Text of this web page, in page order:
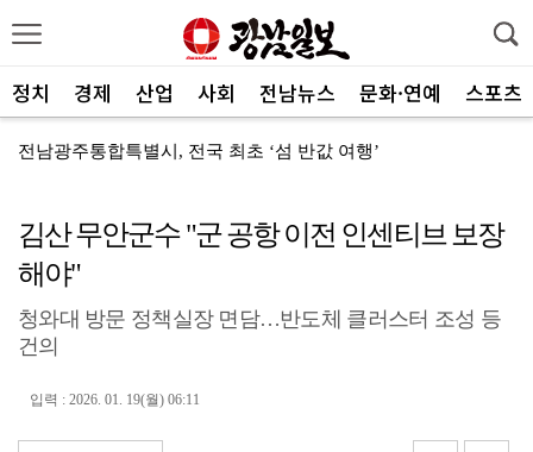
정치 경제 산업 사회 전남뉴스 문화·연예 스포츠
전남광주통합특별시, 전국 최초 ‘섬 반값 여행’
전남광주특별시, 광주권 시내버스 노선개편 계획대로 추진
"서남권 반도체 클러스터 성공의 핵심은 ‘정주여건’
한 여름에 찾아온 산타…아동센터에 특별한 선물 전달
김산 무안군수 "군 공항 이전 인센티브 보장
해야"
청와대 방문 정책실장 면담…반도체 클러스터 조성 등
건의
입력 : 2026. 01. 19(월) 06:11